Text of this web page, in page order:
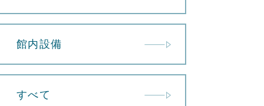
館内設備
すべて